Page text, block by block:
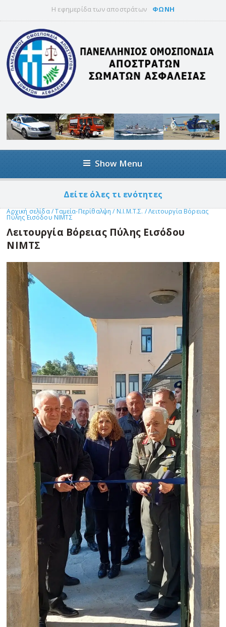
Η εφημερίδα των αποστράτων ΦΩΝΗ
Show Menu
Δείτε όλες τι ενότητες
Αρχική σελίδα/Ταμεία-Περίθαλψη /Ν.Ι.Μ.Τ.Σ./Λειτουργία Βόρειας
Πύλης Εισόδου ΝΙΜΤΣ
Λειτουργία Βόρειας Πύλης Εισόδου
ΝΙΜΤΣ